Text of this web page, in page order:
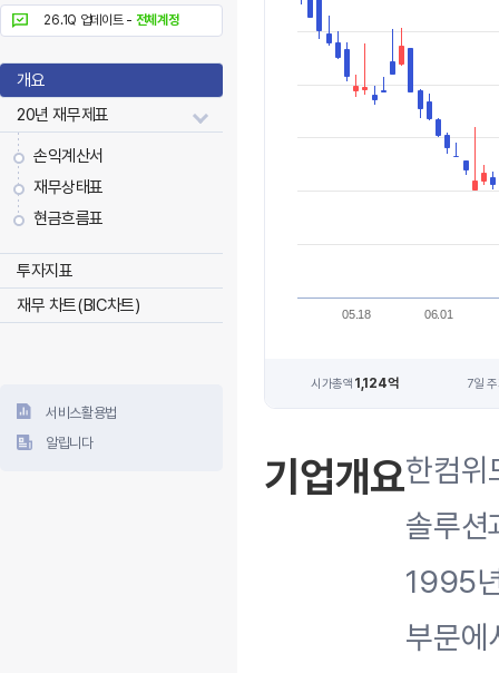
26.1Q 업데이트 - 전체계정
개요
20년 재무제표
손익계산서
재무상태표
현금흐름표
투자지표
재무 차트(BIC차트)
서비스활용법
알립니다
05.18 06.01
시가총액 1,124억 7일
기업개요한컴위
솔루션
1995
부문에